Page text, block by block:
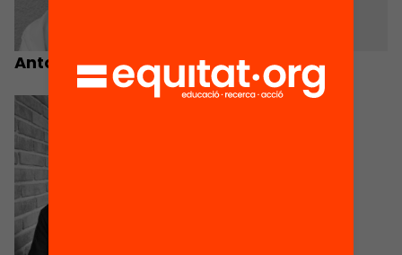
Antoni Giner Miquel Amor